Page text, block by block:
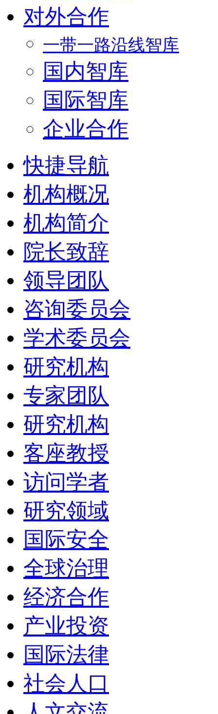
对外合作
一带一路沿线智库
国内智库
国际智库
企业合作
快捷导航
机构概况
机构简介
院长致辞
领导团队
咨询委员会
学术委员会
研究机构
专家团队
研究机构
客座教授
访问学者
研究领域
国际安全
全球治理
经济合作
产业投资
国际法律
社会人口